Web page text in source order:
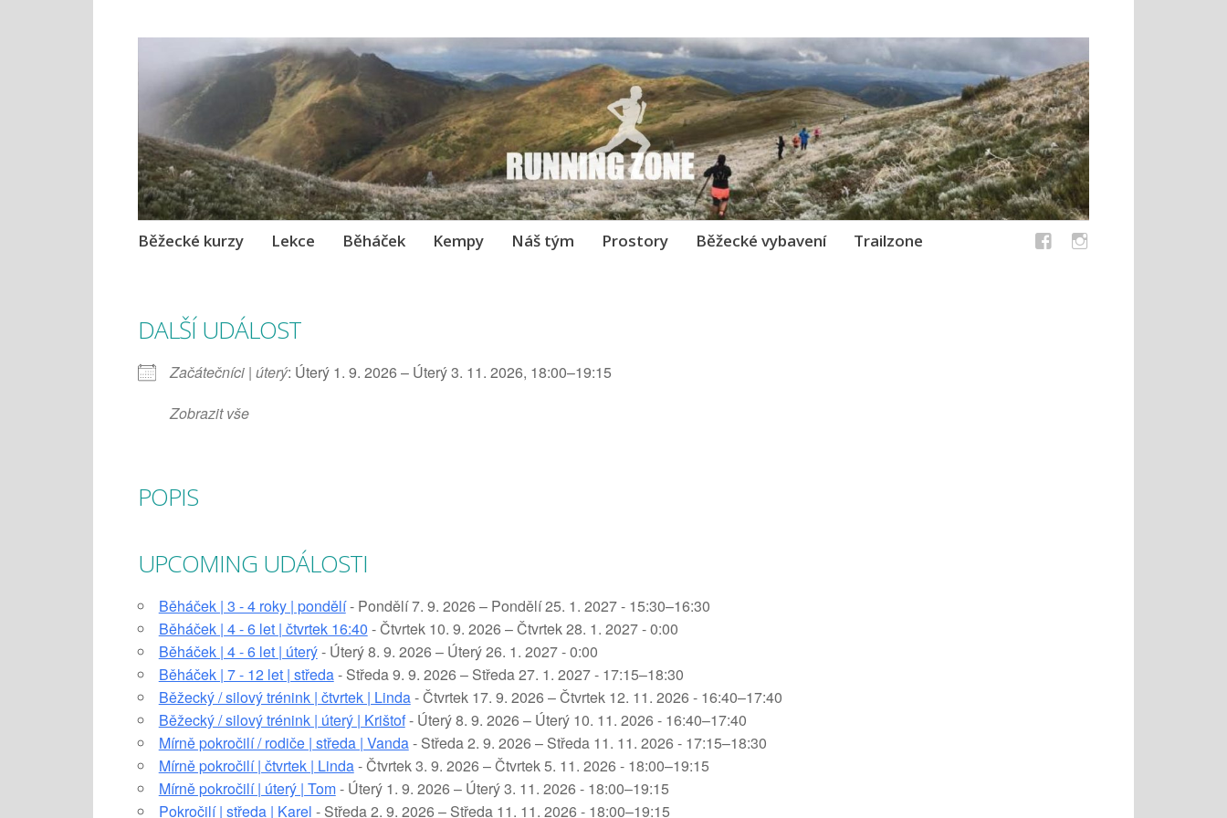
Running zone
Běhejte s radostí!
Skip
Běžecké kurzy Lekce Běháček Kempy Náš tým Prostory Běžecké vybavení Trailzone
DALŠÍ UDÁLOST
Začátečníci | úterý: Úterý 1. 9. 2026 – Úterý 3. 11. 2026, 18:00–19:15
Zobrazit vše
POPIS
UPCOMING UDÁLOSTI
Běháček | 3 - 4 roky | pondělí- Pondělí 7. 9. 2026 – Pondělí 25. 1. 2027 - 15:30–16:30
Běháček | 4 - 6 let | čtvrtek 16:40 - Čtvrtek 10. 9. 2026 – Čtvrtek 28. 1. 2027 - 0:00
Běháček | 4 - 6 let | úterý- Úterý 8. 9. 2026 – Úterý 26. 1. 2027 - 0:00
Běháček | 7 - 12 let | středa- Středa 9. 9. 2026 – Středa 27. 1. 2027 - 17:15–18:30
Běžecký / silový trénink | čtvrtek | Linda- Čtvrtek 17. 9. 2026 – Čtvrtek 12. 11. 2026 - 16:40–17:40
Běžecký / silový trénink | úterý | Krištof- Úterý 8. 9. 2026 – Úterý 10. 11. 2026 - 16:40–17:40
Mírně pokročilí / rodiče | středa | Vanda- Středa 2. 9. 2026 – Středa 11. 11. 2026 - 17:15–18:30
Mírně pokročilí | čtvrtek | Linda- Čtvrtek 3. 9. 2026 – Čtvrtek 5. 11. 2026 - 18:00–19:15
Mírně pokročilí | úterý | Tom- Úterý 1. 9. 2026 – Úterý 3. 11. 2026 - 18:00–19:15
Pokročilí | středa | Karel - Středa 2. 9. 2026 – Středa 11. 11. 2026 - 18:00–19:15